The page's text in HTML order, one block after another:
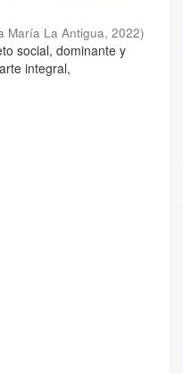
María La Antigua,2022)
social, dominante y
integral,